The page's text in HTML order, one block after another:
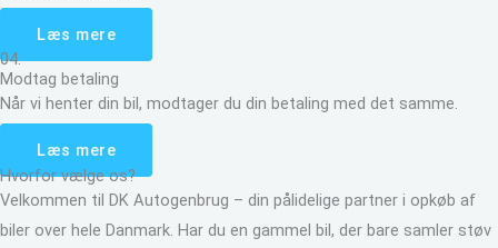
Læs mere
04.
Modtag betaling
Når vi henter din bil, modtager du din betaling med det samme.
Læs mere
Hvorfor vælge os?
Velkommen til DK Autogenbrug – din pålidelige partner i opkøb af
biler over hele Danmark. Har du en gammel bil, der bare samler støv